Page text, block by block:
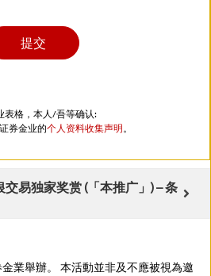
表格，本人/吾等确认:
券金业的个人资料收集声明。
易独家奖赏 (「本推广」) – 条
業舉辦。 本活動並非及不應被視為邀